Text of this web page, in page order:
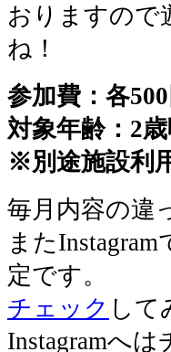
おりますので
ね！
参加費：各
対象年齢：2
※別途施設利
毎月内容の違
また
定です。
チェック して
Instagramへ